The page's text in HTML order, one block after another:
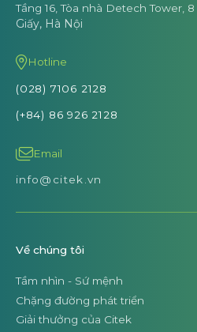
Tầng 16, Tòa nhà Detech Tower, 8
Giấy, Hà Nội
Hotline
(028) 7106 2128
(+84) 86 926 2128
Email
info@citek.vn
Về chúng tôi
Tầm nhìn - Sứ mệnh
Chặng đường phát triển
Giải thưởng của Citek